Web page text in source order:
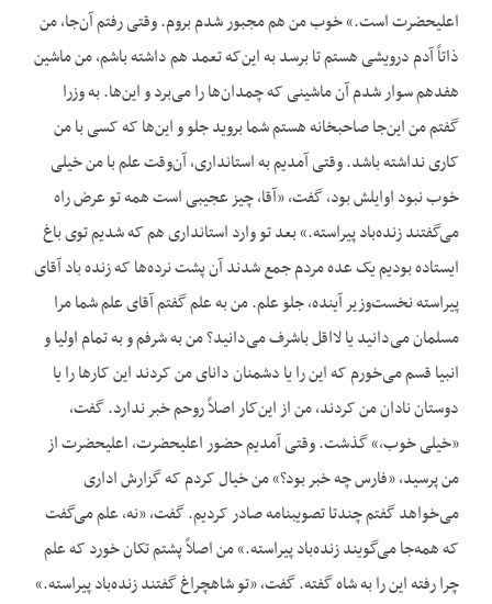
اعلیحضرت است.» خوب من هم مجبور شدم بروم. وقتی رفتم آن‌جا، من
ذاتاً آدم درویشی هستم تا برسد به این‌که تعمد هم داشته باشم، من ماشین
هفدهم سوار شدم آن ماشینی که چمدان‌ها را می‌برد و این‌ها. به وزرا
گفتم من این‌جا صاحبخانه هستم شما بروید جلو و این‌ها که کسی با من
کاری نداشته باشد. وقتی آمدیم به استانداری، آن‌وقت علم با من خیلی
خوب نبود اوایلش بود، گفت، «آقا، چیز عجیبی است همه تو عرض راه
می‌گفتند زنده‌باد پیراسته.» بعد تو وارد استانداری هم که شدیم توی باغ
ایستاده بودیم یک عده مردم جمع شدند آن پشت نرده‌ها که زنده باد آقای
پیراسته نخست‌وزیر آینده، جلو علم. من به علم گفتم آقای علم شما مرا
مسلمان می‌دانید یا لااقل باشرف می‌دانید؟ من به شرفم و به تمام اولیا و
انبیا قسم می‌خورم که این را یا دشمنان دانای من کردند این کارها را یا
دوستان نادان من کردند، من از این‌کار اصلاً روحم خبر ندارد. گفت،
«خیلی خوب،» گذشت. وقتی آمدیم حضور اعلیحضرت، اعلیحضرت از
من پرسید، «فارس چه خبر بود؟» من خیال کردم که گزارش اداری
می‌خواهد گفتم چندتا تصویبنامه صادر کردیم. گفت، «نه، علم می‌گفت
که همه‌جا می‌گویند زنده‌باد پیراسته.» من اصلاً پشتم تکان خورد که علم
چرا رفته این را به شاه گفته. گفت، «تو شاهچراغ گفتند زنده‌باد پیراسته.»